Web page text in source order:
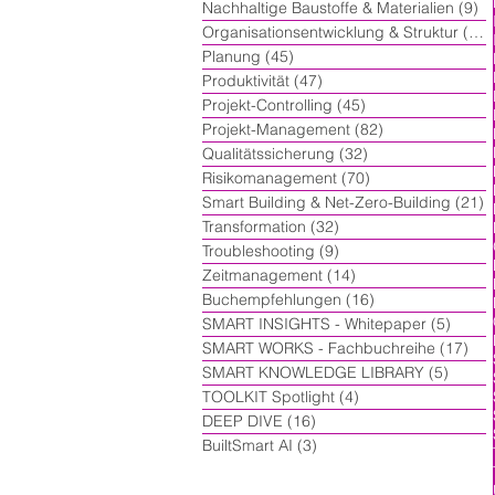
Nachhaltige Baustoffe & Materialien (9)
Organisationsentwicklung & Struktur (60)
Planung (45)
Produktivität (47)
Projekt-Controlling (45)
Projekt-Management (82)
Qualitätssicherung (32)
Risikomanagement (70)
Smart Building & Net-Zero-Building (21)
Transformation (32)
Troubleshooting (9)
Zeitmanagement (14)
Buchempfehlungen (16)
SMART INSIGHTS - Whitepaper (5) 5
SMART WORKS - Fachbuchreihe (17)
SMART KNOWLEDGE LIBRARY (5) 5
TOOLKIT Spotlight (4)
DEEP DIVE (16)
BuiltSmart AI (3)